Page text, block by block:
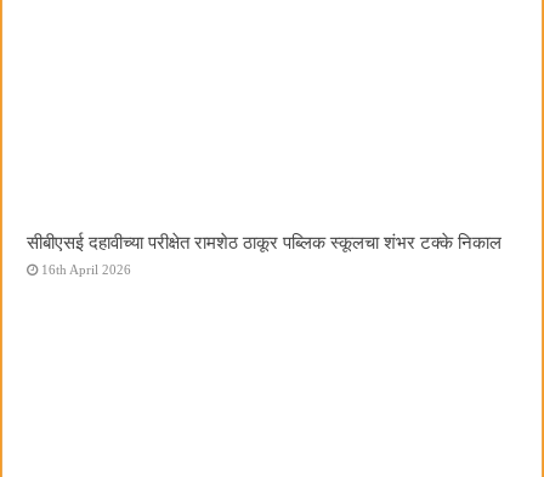
सीबीएसई दहावीच्या परीक्षेत रामशेठ ठाकूर पब्लिक स्कूलचा शंभर टक्के निकाल
16th April 2026